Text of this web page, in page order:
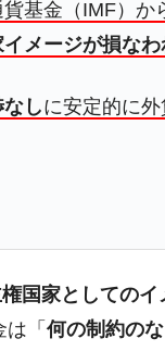
次いで多く打って
いだ金額とは？
貨基金（IMF）
メージが損なわ
しに安定的に
国家としての
「 何の制約の